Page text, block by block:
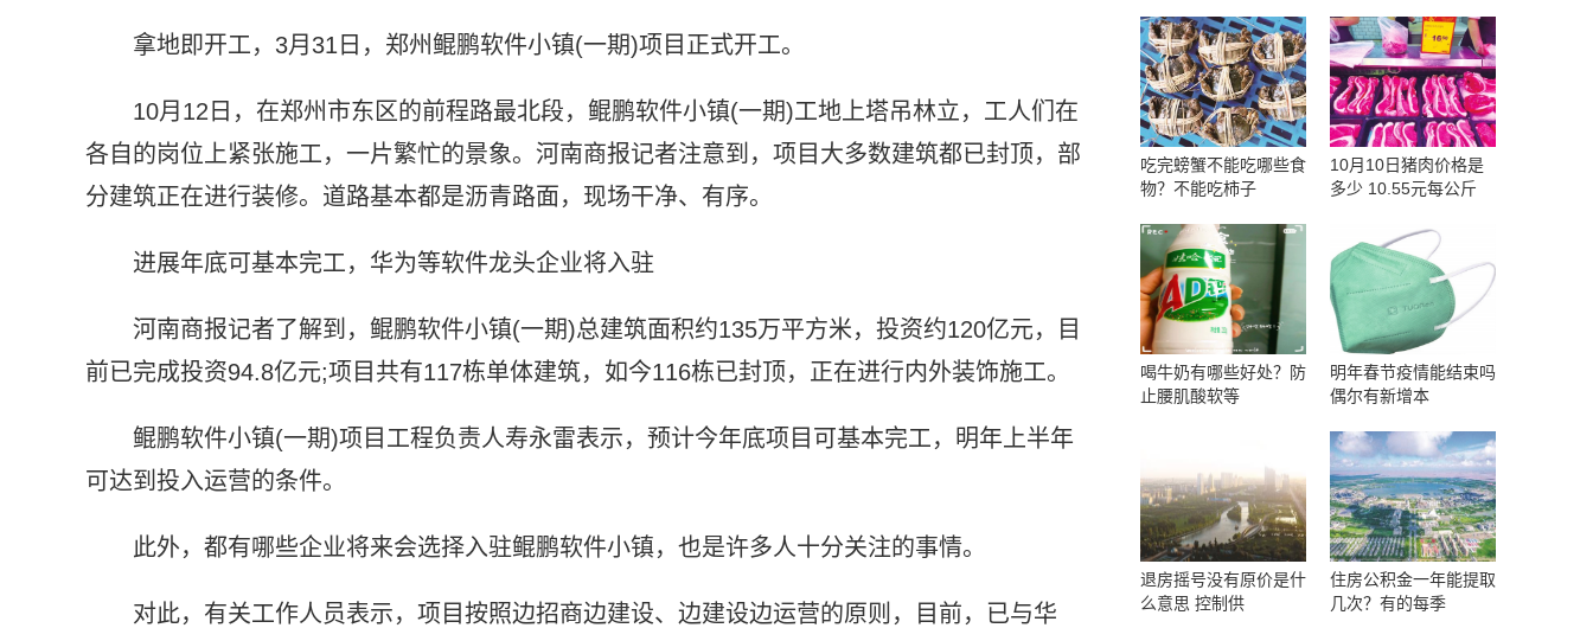
拿地即开工，3月31日，郑州鲲鹏软件小镇(一期)项目正式开工。
10月12日，在郑州市东区的前程路最北段，鲲鹏软件小镇(一期)工地上塔吊林立，工人们在
各自的岗位上紧张施工，一片繁忙的景象。河南商报记者注意到，项目大多数建筑都已封顶，部
分建筑正在进行装修。道路基本都是沥青路面，现场干净、有序。
进展年底可基本完工，华为等软件龙头企业将入驻
河南商报记者了解到，鲲鹏软件小镇(一期)总建筑面积约135万平方米，投资约120亿元，目
前已完成投资94.8亿元;项目共有117栋单体建筑，如今116栋已封顶，正在进行内外装饰施工。
鲲鹏软件小镇(一期)项目工程负责人寿永雷表示，预计今年底项目可基本完工，明年上半年
可达到投入运营的条件。
此外，都有哪些企业将来会选择入驻鲲鹏软件小镇，也是许多人十分关注的事情。
对此，有关工作人员表示，项目按照边招商边建设、边建设边运营的原则，目前，已与华
吃完螃蟹不能吃哪些食
物？不能吃柿子
10月10日猪肉价格是
多少 10.55元每公斤
喝牛奶有哪些好处？防
止腰肌酸软等
明年春节疫情能结束吗
偶尔有新增本
退房摇号没有原价是什
么意思 控制供
住房公积金一年能提取
几次？有的每季